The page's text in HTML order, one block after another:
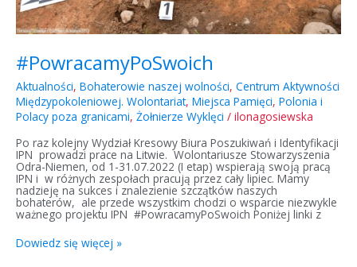
#PowracamyPoSwoich
Aktualności, Bohaterowie naszej wolności, Centrum Aktywności
Międzypokoleniowej. Wolontariat, Miejsca Pamięci, Polonia i
Polacy poza granicami, Żołnierze Wyklęci / ilonagosiewska
Po raz kolejny Wydział Kresowy Biura Poszukiwań i Identyfikacji
IPN prowadzi prace na Litwie. Wolontariusze Stowarzyszenia
Odra-Niemen, od 1-31.07.2022 (I etap) wspierają swoją pracą
IPN i w różnych zespołach pracują przez cały lipiec. Mamy
nadzieję na sukces i znalezienie szczątków naszych
bohaterów, ale przede wszystkim chodzi o wsparcie niezwykle
ważnego projektu IPN #PowracamyPoSwoich Poniżej linki z
Dowiedz się więcej »